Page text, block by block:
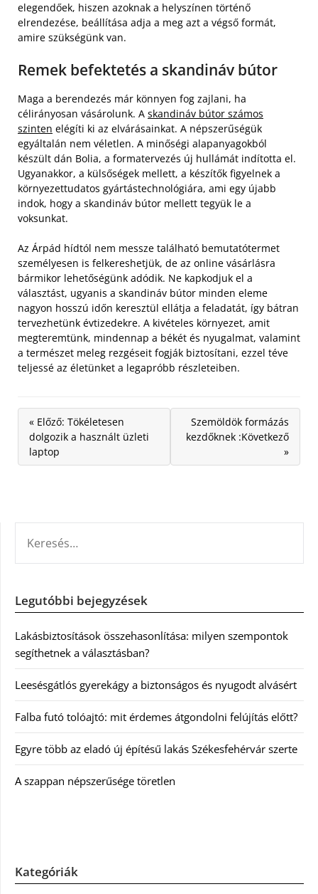
elegendőek, hiszen azoknak a helyszínen történő
elrendezése, beállítása adja a meg azt a végső formát,
amire szükségünk van.
Remek befektetés a skandináv bútor
Maga a berendezés már könnyen fog zajlani, ha
célirányosan vásárolunk. A skandináv bútor számos
szinten elégíti ki az elvárásainkat. A népszerűségük
egyáltalán nem véletlen. A minőségi alapanyagokból
készült dán Bolia, a formatervezés új hullámát indította el.
Ugyanakkor, a külsőségek mellett, a készítők figyelnek a
környezettudatos gyártástechnológiára, ami egy újabb
indok, hogy a skandináv bútor mellett tegyük le a
voksunkat.
Az Árpád hídtól nem messze található bemutatótermet
személyesen is felkereshetjük, de az online vásárlásra
bármikor lehetőségünk adódik. Ne kapkodjuk el a
választást, ugyanis a skandináv bútor minden eleme
nagyon hosszú időn keresztül ellátja a feladatát, így bátran
tervezhetünk évtizedekre. A kivételes környezet, amit
megteremtünk, mindennap a békét és nyugalmat, valamint
a természet meleg rezgéseit fogják biztosítani, ezzel téve
teljessé az életünket a legapróbb részleteiben.
« Előző: Tökéletesen
dolgozik a használt üzleti
laptop
Szemöldök formázás
kezdőknek :Következő
»
Legutóbbi bejegyzések
Lakásbiztosítások összehasonlítása: milyen szempontok
segíthetnek a választásban?
Leesésgátlós gyerekágy a biztonságos és nyugodt alvásért
Falba futó tolóajtó: mit érdemes átgondolni felújítás előtt?
Egyre több az eladó új építésű lakás Székesfehérvár szerte
A szappan népszerűsége töretlen
Kategóriák